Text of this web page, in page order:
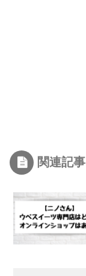
関連記事